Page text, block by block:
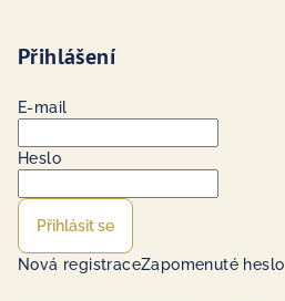
Přihlášení
E-mail
Heslo
Přihlásit se
Nová registraceZapomenuté heslo